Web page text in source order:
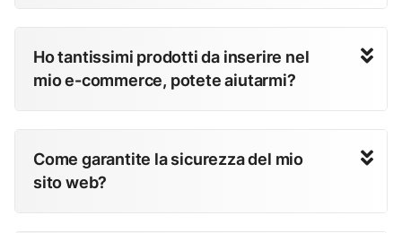
Ho tantissimi prodotti da inserire nel
mio e-commerce, potete aiutarmi?
Come garantite la sicurezza del mio
sito web?